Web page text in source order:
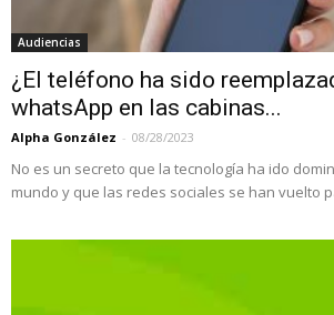
Audiencias
¿El teléfono ha sido
whatsApp en las cabinas...
Alpha González - 08/28/2023
No es un secreto que la tecnología ha ido
mundo y que las redes sociales se han vuelto